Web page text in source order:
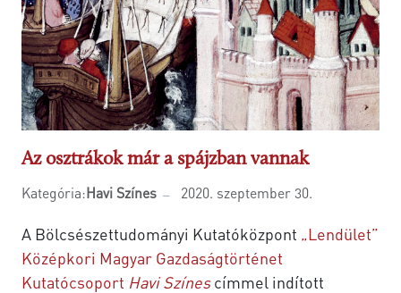
Az osztrákok már a spájzban vannak
Kategória:Havi Színes 2020. szeptember 30.
A Bölcsészettudományi Kutatóközpont
„Lendület”
Középkori Magyar Gazdaságtörténet
Kutatócsoport Havi Színescímmel indított